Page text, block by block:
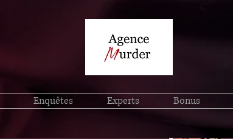
Enquêtes Experts Bonus